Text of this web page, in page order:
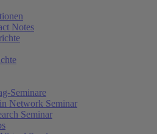
Notes
Seminare
Network Seminar
Seminar